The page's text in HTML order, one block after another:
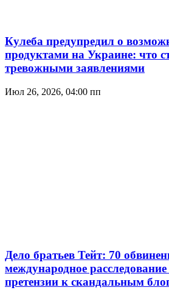
Кулеба предупредил о
продуктами на Украине: что
тревожными заявлениями
Июл 26, 2026, 04:00 пп
Дело братьев Тейт: 70
международное
претензии к скандальным